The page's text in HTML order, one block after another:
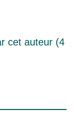
cet auteur (4